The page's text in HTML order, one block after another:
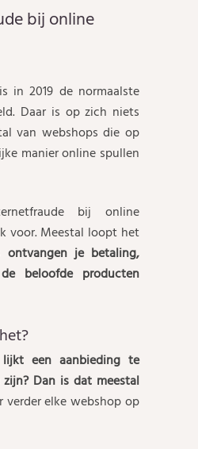
bij online
in 2019 de normaalste
Daar is op zich niets
van webshops die op
manier online spullen
bij online
voor. Meestal loopt het
ontvangen je betaling,
beloofde producten
lijkt een aanbieding te
Dan is dat meestal
verder elke webshop op